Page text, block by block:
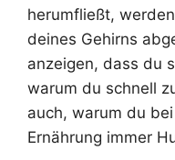
herumfließt,
deines Gehirns
anzeigen, dass du
warum du schnell
auch, warum du
Ernährung immer